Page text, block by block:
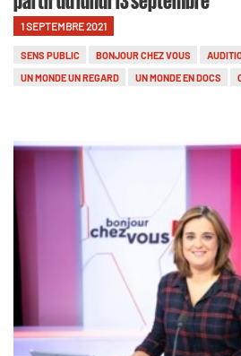
1 SEPTEMBRE 2021
SENS PUBLIC BONJOUR CHEZ VOUS
UN MONDE UN REGARD
UN MONDE EN DOCS